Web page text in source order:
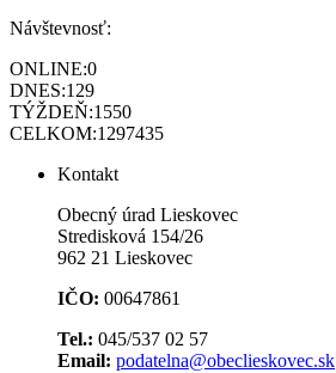
Návštevnosť:
ONLINE:0
DNES:129
TÝŽDEŇ:1550
CELKOM:1297435
Kontakt
Obecný úrad Lieskovec
Stredisková 154/26
962 21 Lieskovec
IČO: 00647861
Tel.: 045/537 02 57
Email: podatelna@obeclieskovec.sk